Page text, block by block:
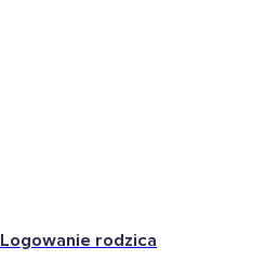
Logowanie rodzica